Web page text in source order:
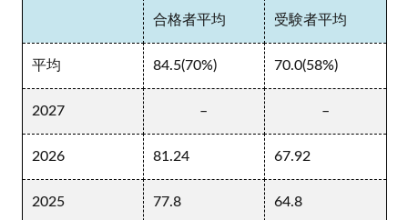
合格者平均 受験者平均
平均 84.5(70%) 70.0(58%)
2027 – –
2026 81.24 67.92
2025 77.8 64.8